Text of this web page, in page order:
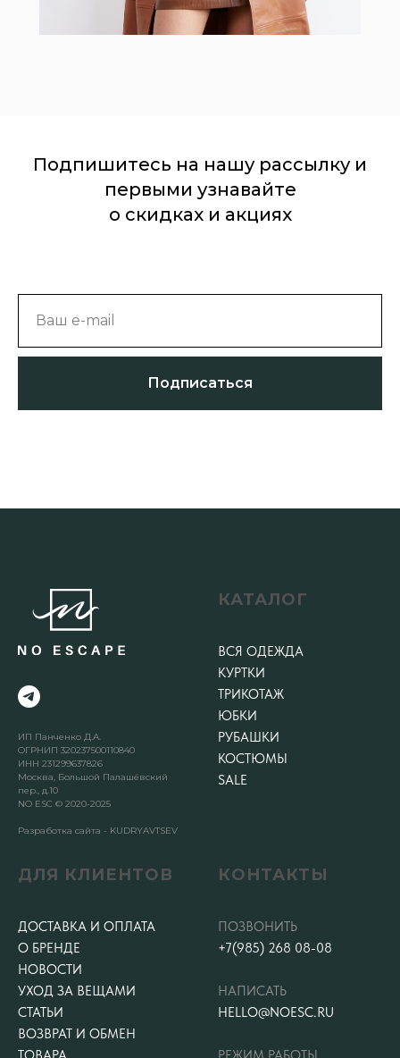
Подпишитесь на нашу рассылку и
первыми узнавайте
о скидках и акциях
Ваш e-mail
Подписаться
ИП Панченко Д.А.
ОГРНИП 320237500110840
ИНН 231299637826
Москва, Большой Палашёвский
пер., д.10
NO ESC © 2020-2025
Разработка сайта - KUDRYAVTSEV
КАТАЛОГ
ВСЯ ОДЕЖДА
КУРТКИ
ТРИКОТАЖ
ЮБКИ
РУБАШКИ
КОСТЮМЫ
SALE
ДЛЯ КЛИЕНТОВ
ДОСТАВКА И ОПЛАТА
О БРЕНДЕ
НОВОСТИ
УХОД ЗА ВЕЩАМИ
СТАТЬИ
ВОЗВРАТ И ОБМЕН
КОНТАКТЫ
ПОЗВОНИТЬ
+7(985) 268 08-08
НАПИСАТЬ
HELLO@NOESC.RU